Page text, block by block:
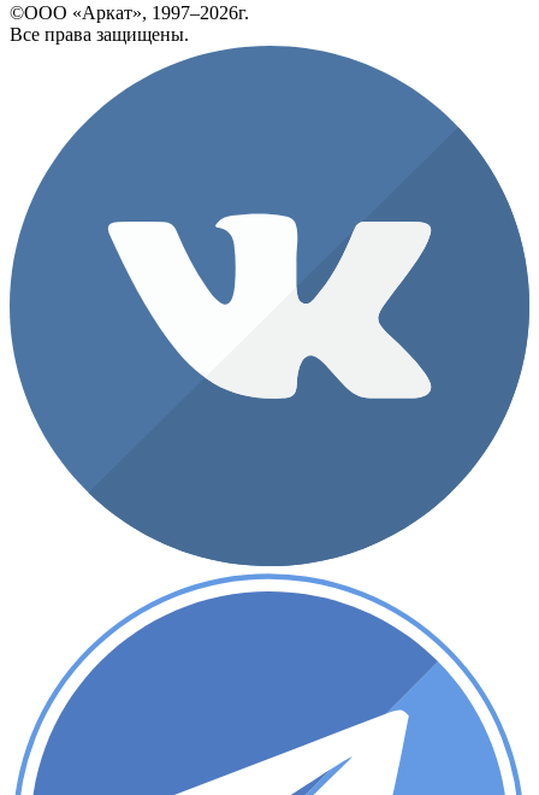
©ООО «Аркат», 1997–2026г.
Все права защищены.